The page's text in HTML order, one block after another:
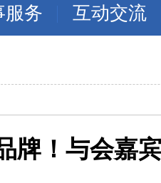
服务 互动交流
牌！与会嘉